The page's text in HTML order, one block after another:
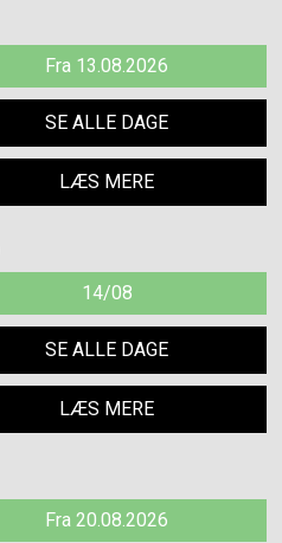
Fra 13.08.2026
SE ALLE DAGE
LÆS MERE
14/08
SE ALLE DAGE
LÆS MERE
Fra 20.08.2026